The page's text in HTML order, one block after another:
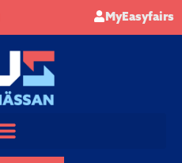
MyEasyfairs